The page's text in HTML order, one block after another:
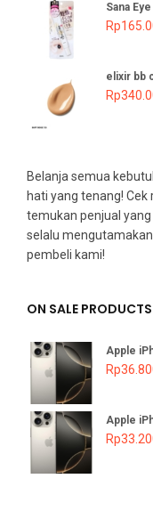
Sana
Rp
elixir bb
Rp
Belanja semua
hati yang tenang!
temukan penjual
selalu
pembeli kami!
ON SALE PRODUCTS
Apple
Rp
Apple
Rp